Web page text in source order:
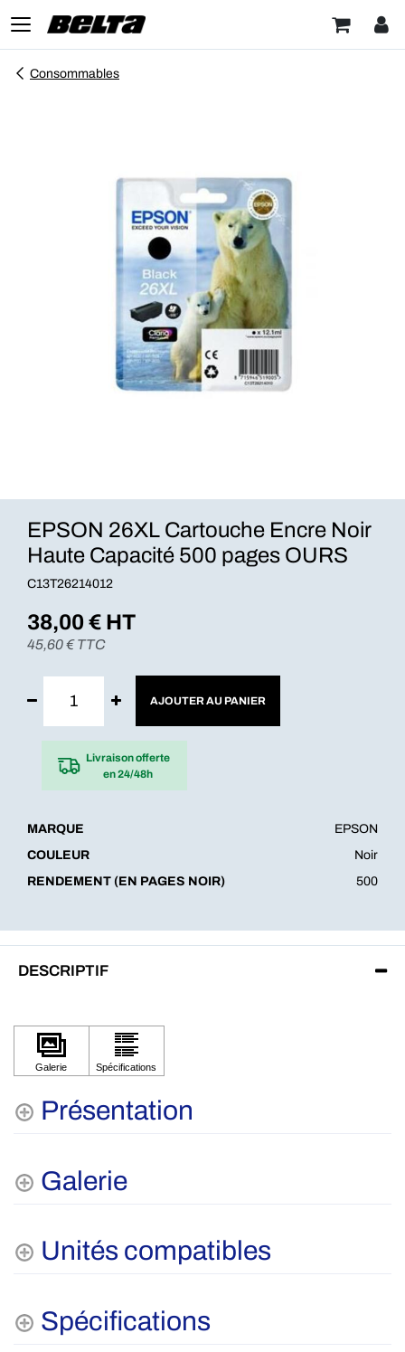
Consommables
EPSON 26XL Cartouche Encre Noir
Haute Capacité 500 pages OURS
C13T26214012
38,00€ HT
45,60€ TTC
AJOUTER AU PANIER
Livraison offerte
en 24/48h
MARQUE
EPSON
COULEUR
Noir
RENDEMENT (EN PAGES NOIR)
500
DESCRIPTIF
Présentation
Galerie
Unités compatibles
Spécifications